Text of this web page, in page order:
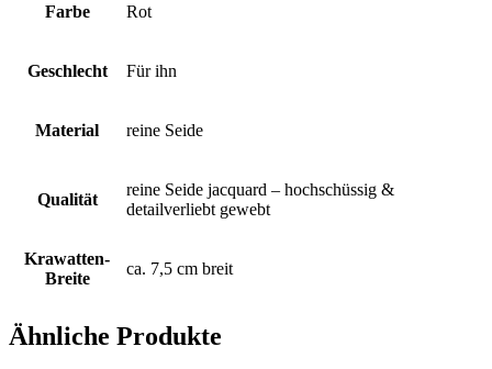
Menge
Farbe Rot
Geschlecht Für ihn
Material reine Seide
Qualität
reine Seide jacquard – hochschüssig &
detailverliebt gewebt
Krawatten-
Breite
ca. 7,5 cm breit
Ähnliche Produkte